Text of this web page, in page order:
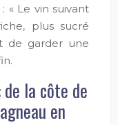
« Le vin suivant
plus sucré
de garder une
la côte de
en